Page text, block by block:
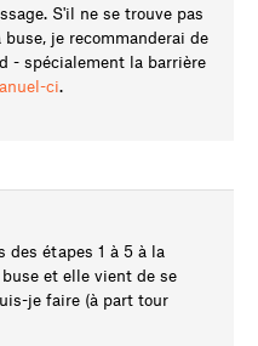
S'il ne se trouve pas
je recommanderai de
- spécialement la barrière
ci.
étapes 1 à 5 à la
et elle vient de se
je faire (à part tour